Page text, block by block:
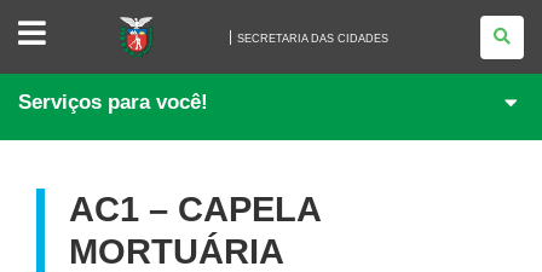
SECRETARIA
CIDADES
SECRETARIA DAS CIDADES
Serviços para você!
AC1 – CAPELA
MORTUÁRIA